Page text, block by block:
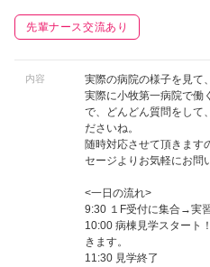
先輩ナース交流あり
内容
実際の病院の様子を見て
実際に小牧第一病院で働
で、どんどん質問をして
ださいね。
随時対応させて頂きます
セージよりお気軽にお問
<一日の流れ>
9:30 １F受付に集合→実
10:00 病棟見学スタート
きます。
11:30 見学終了